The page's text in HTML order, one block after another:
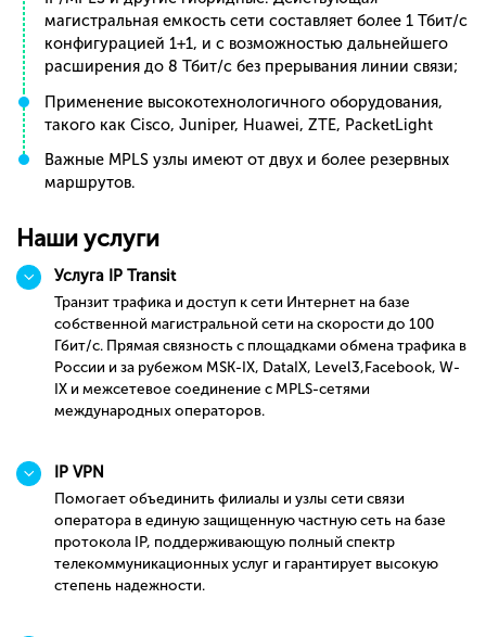
магистральная емкость сети составляет более 1 Тбит/с
конфигурацией 1+1, и с возможностью дальнейшего
расширения до 8 Тбит/с без прерывания линии связи;
Применение высокотехнологичного оборудования,
такого как Cisco, Juniper, Huawei, ZTE, PacketLight
Важные MPLS узлы имеют от двух и более резервных
маршрутов.
Наши услуги
Услуга IP Transit
Транзит трафика и доступ к сети Интернет на базе
собственной магистральной сети на скорости до 100
Гбит/с. Прямая связность с площадками обмена трафика в
России и за рубежом MSK-IX, DataIX, Level3,Facebook, W-
IX и межсетевое соединение с MPLS-сетями
международных операторов.
IP VPN
Помогает объединить филиалы и узлы сети связи
оператора в единую защищенную частную сеть на базе
протокола IP, поддерживающую полный спектр
телекоммуникационных услуг и гарантирует высокую
степень надежности.